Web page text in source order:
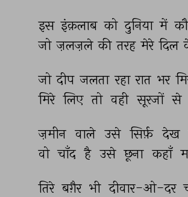
इस इंक़लाब को दुनिया में
जो ज़लज़ले की तरह मेरे दिल
जो दीप जलता रहा रात भर
मिरे लिए तो वही सूरजों से
ज़मीन वाले उसे सिर्फ़ देख
वो चाँद है उसे छूना कहाँ
तिरे बग़ैर भी दीवार-ओ-दर